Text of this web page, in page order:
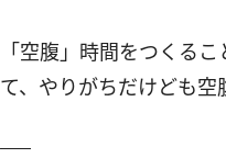
「空腹」時間をつくる
て、やりがちだけども空